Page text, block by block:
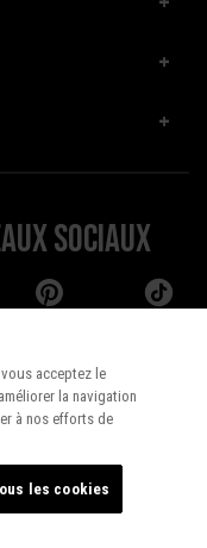
sociaux
acceptez le
la navigation
à nos efforts de
les cookies